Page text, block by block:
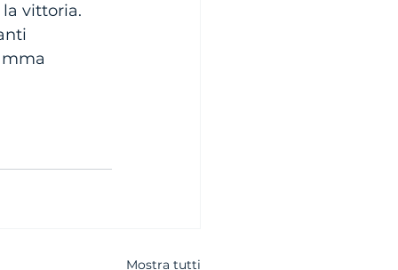
vittoria.
Mostra tutti